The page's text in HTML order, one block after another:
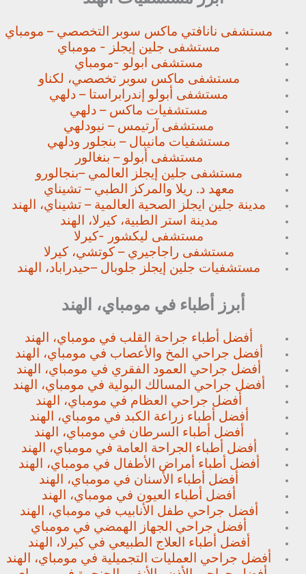
مستشفى نانافتي ماكس سوبر التخصصي – مومباي
مستشفى جلين إيجلز - مومباي
مستشفى ابولو -مومباي
مستشفى ماكس سوبر تخصصي، لكناو
مستشفى أبولو إندرابراستا – دلهي
مستشفيات ماكس – دلهي
مستشفى آرتيمس – نيودلهي
مستشفيات مانيبال – بنجلور ودلهي
مستشفى أبولو – بنغالور
مستشفى جلين إيجلز العالمي –بنجالورو
معهد د. ريلا والمركز الطبي – تشيناي
مدينة جلين ايجلز الصحية العالمية – تشيناي، الهند
مدينة استر الطبية، كيرلا، الهند
مستشفى ليكشور -كيرلا
مستشفى راجاجيري – كوتشي، كيرلا
مستشفيات جلين إيجلز جلوبال –حيدراباد، الهند
أبرز أطباء في مومباي، الهند
أفضل أطباء جراحة القلب في مومباي، الهند
أفضل جراحي المخ والأعصاب في مومباي، الهند
أفضل جراحي العمود الفقري في مومباي، الهند
أفضل جراحي المسالك البولية في مومباي، الهند
أفضل جراحي العظام في مومباي، الهند
أفضل أطباء زراعة الكبد في مومباي، الهند
أفضل أطباء السرطان في مومباي، الهند
أفضل أطباء الجراحة العامة في مومباي، الهند
أفضل أطباء أمراض الأطفال في مومباي، الهند
أفضل أطباء الأسنان في مومباي، الهند
أفضل أطباء العيون في مومباي، الهند
أفضل جراحي طفل الأنابيب في مومباي، الهند
أفضل جراحي الجهاز الهمضي في مومباي
أفضل أطباء العلاج الطبيعي في كيرلا، الهند
أفضل جراحي العمليات التجميلية في مومباي، الهند